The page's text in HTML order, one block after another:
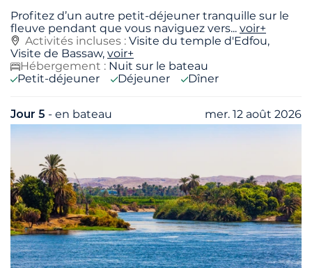
Profitez d’un autre petit-déjeuner tranquille sur le
fleuve pendant que vous naviguez vers... voir+
Activités incluses : Visite du temple d'Edfou,
Visite de Bassaw, voir+
Hébergement : Nuit sur le bateau
Petit-déjeuner
Déjeuner Dîner
Jour 5 - en bateau mer. 12 août 2026